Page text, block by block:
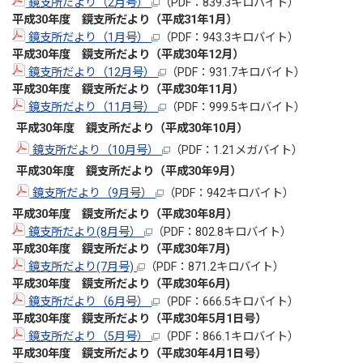
平成30年度 鏡支所だより（平成31年1月）
鏡支所だより（1月号）
（PDF：943.3キロバイト）
平成30年度 鏡支所だより（平成30年12月）
鏡支所だより（12月号）
（PDF：931.7キロバイト）
平成30年度 鏡支所だより（平成30年11月）
鏡支所だより（11月号）
（PDF：999.5キロバイト）
平成30年度 鏡支所だより（平成30年10月）
鏡支所だより（10月号）
（PDF：1.21メガバイト）
平成30年度 鏡支所だより（平成30年9月）
鏡支所だより（9月号）
（PDF：942キロバイト）
平成30年度 鏡支所だより（平成30年8月）
鏡支所だより(8月号）
（PDF：802.8キロバイト）
平成30年度 鏡支所だより（平成30年7月)
鏡支所だより(7月号)
（PDF：871.2キロバイト）
平成30年度 鏡支所だより（平成30年6月)
鏡支所だより（6月号）
（PDF：666.5キロバイト）
平成30年度 鏡支所だより（平成30年5月1日号）
鏡支所だより（5月号）
（PDF：866.1キロバイト）
平成30年度 鏡支所だより（平成30年4月1日号）